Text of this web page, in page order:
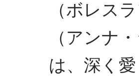
（ボレス
（アンナ
は、深く